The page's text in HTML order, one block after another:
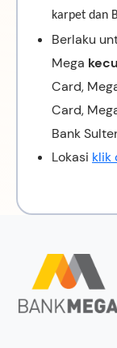
karpet dan
Berlaku
Mega
Card,
Card,
Bank
Lokasi klik